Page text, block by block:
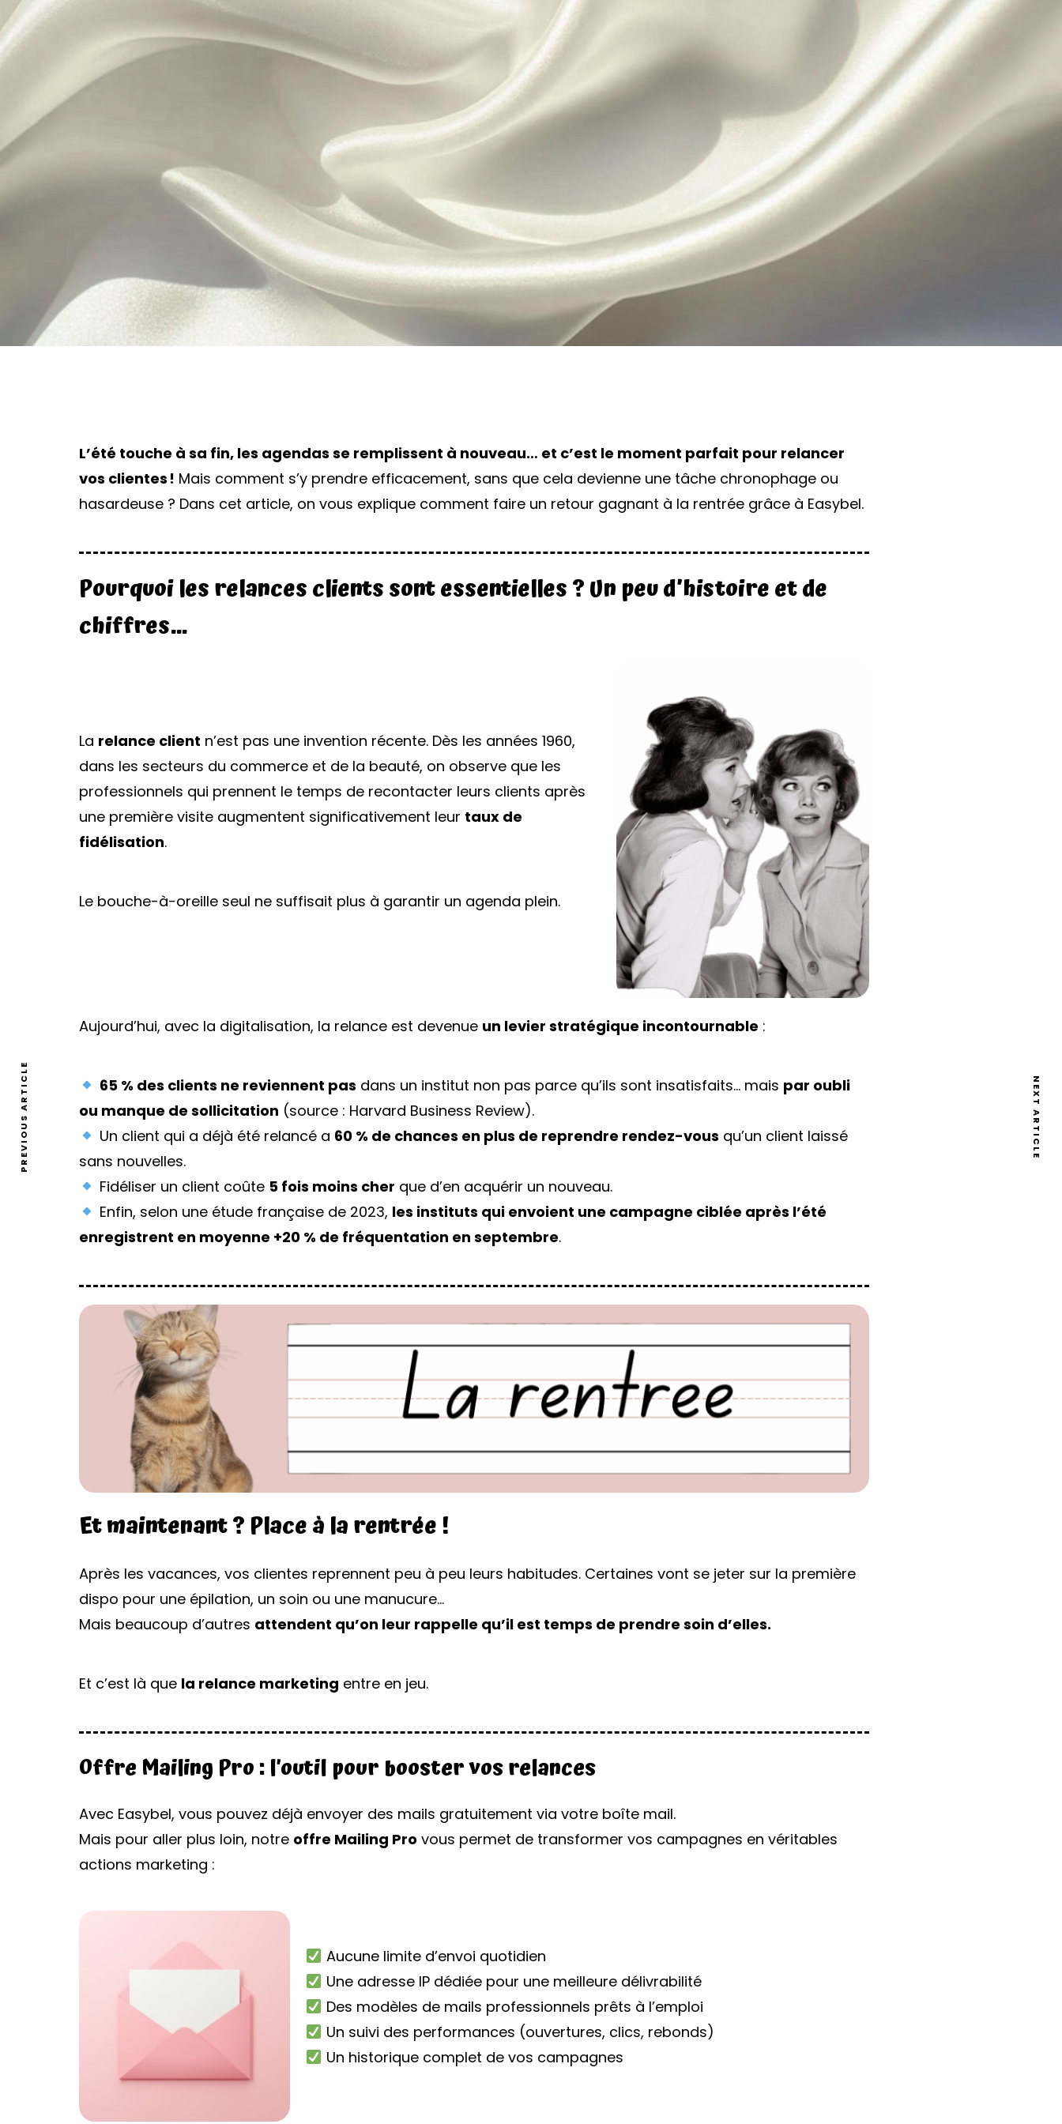
L’été touche à sa fin, les agendas se remplissent à nouveau… et c’est le moment parfait pour relancer
vos clientes ! Mais comment s’y prendre efficacement, sans que cela devienne une tâche chronophage ou
hasardeuse ? Dans cet article, on vous explique comment faire un retour gagnant à la rentrée grâce à Easybel.
Pourquoi les relances clients sont essentielles ? Un peu d’histoire et de
chiffres…
La relance client n’est pas une invention récente. Dès les années 1960,
dans les secteurs du commerce et de la beauté, on observe que les
professionnels qui prennent le temps de recontacter leurs clients après
une première visite augmentent significativement leur taux de
fidélisation.
Le bouche-à-oreille seul ne suffisait plus à garantir un agenda plein.
Aujourd’hui, avec la digitalisation, la relance est devenue un levier stratégique incontournable :
65 % des clients ne reviennent pas dans un institut non pas parce qu’ils sont insatisfaits… mais par oubli
ou manque de sollicitation (source : Harvard Business Review).
Un client qui a déjà été relancé a 60 % de chances en plus de reprendre rendez-vous qu’un client laissé
sans nouvelles.
Fidéliser un client coûte 5 fois moins cher que d’en acquérir un nouveau.
Enfin, selon une étude française de 2023, les instituts qui envoient une campagne ciblée après l’été
enregistrent en moyenne +20 % de fréquentation en septembre.
Et maintenant ? Place à la rentrée !
Après les vacances, vos clientes reprennent peu à peu leurs habitudes. Certaines vont se jeter sur la première
dispo pour une épilation, un soin ou une manucure…
Mais beaucoup d’autres attendent qu’on leur rappelle qu’il est temps de prendre soin d’elles.
Et c’est là que la relance marketing entre en jeu.
Offre Mailing Pro : l’outil pour booster vos relances
Avec Easybel, vous pouvez déjà envoyer des mails gratuitement via votre boîte mail.
Mais pour aller plus loin, notre offre Mailing Pro vous permet de transformer vos campagnes en véritables
actions marketing :
Aucune limite d’envoi quotidien
Une adresse IP dédiée pour une meilleure délivrabilité
Des modèles de mails professionnels prêts à l’emploi
Un suivi des performances (ouvertures, clics, rebonds)
Un historique complet de vos campagnes
PREVIOUS ARTICLE NEXT ARTICLE